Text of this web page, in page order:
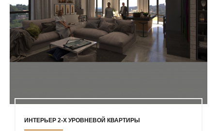
ИНТЕРЬЕР 2-Х УРОВНЕВОЙ КВАРТИРЫ